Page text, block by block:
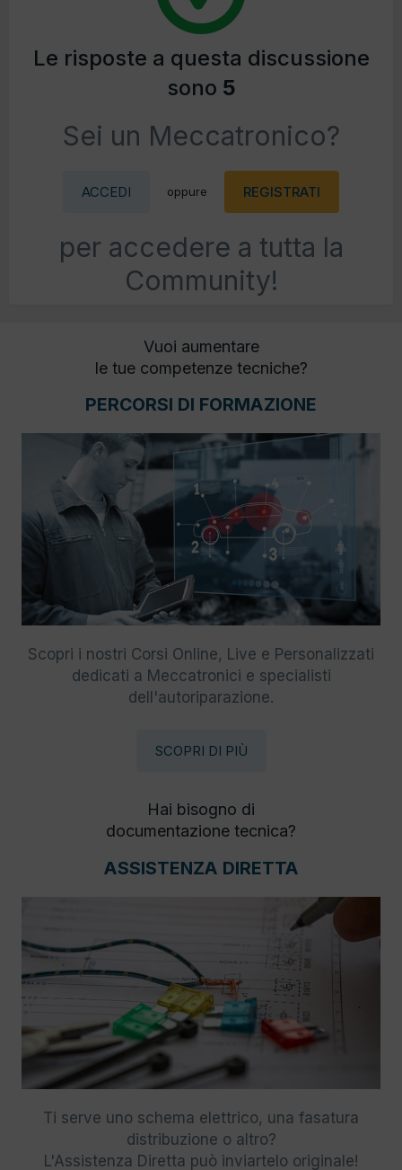
Le risposte a questa discussione
sono 5
Sei un Meccatronico?
ACCEDI oppure REGISTRATI
per accedere a tutta la
Community!
Vuoi aumentare
le tue competenze tecniche?
PERCORSI DI FORMAZIONE
Scopri i nostri Corsi Online, Live e Personalizzati
dedicati a Meccatronici e specialisti
dell'autoriparazione.
SCOPRI DI PIÙ
Hai bisogno di
documentazione tecnica?
ASSISTENZA DIRETTA
Ti serve uno schema elettrico, una fasatura
distribuzione o altro?
L'Assistenza Diretta può inviartelo originale!